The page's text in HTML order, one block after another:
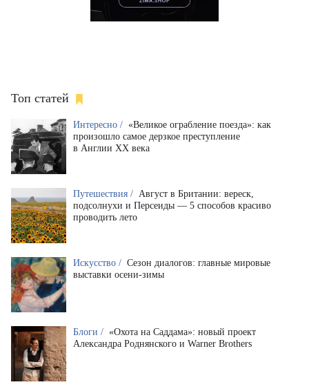
Топ статей
Интересно / «Великое ограбление поезда»: как
произошло самое дерзкое преступление
в Англии XX века
Путешествия / Август в Британии: вереск,
подсолнухи и Персеиды — 5 способов красиво
проводить лето
Искусство / Сезон диалогов: главные мировые
выставки осени-зимы
Блоги / «Охота на Саддама»: новый проект
Александра Роднянского и Warner Brothers